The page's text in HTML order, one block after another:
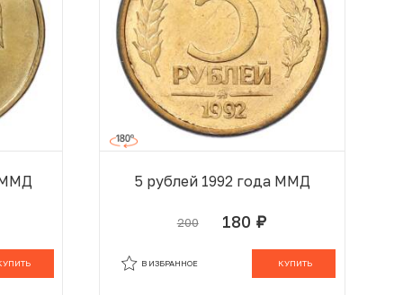
ММД 5 рублей 1992 года ММД
200 180 руб.
КУПИТЬ
В ИЗБРАННОЕ